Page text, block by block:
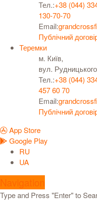
Тел.:+38 (044)
130-70-70
Email:
Публічний
Теремки
м. Київ,
вул.
Тел.:+38 (044)
457 60 70
Email:
Публічний
App Store
Google Play
RU
UA
Navigation
Type and Press "Enter" to